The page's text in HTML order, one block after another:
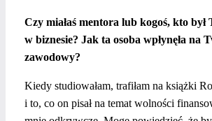
Czy miałaś mentora lub kogoś, kto
w biznesie? Jak ta osoba wpłynęła na
zawodowy?
Kiedy studiowałam, trafiłam na książki
i to, co on pisał na temat wolności